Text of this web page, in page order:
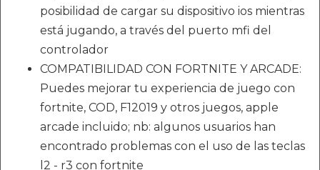
posibilidad de cargar su dispositivo ios mientras
está jugando, a través del puerto mfi del
controlador
COMPATIBILIDAD CON FORTNITE Y ARCADE:
Puedes mejorar tu experiencia de juego con
fortnite, COD, F12019 y otros juegos, apple
arcade incluido; nb: algunos usuarios han
encontrado problemas con el uso de las teclas
l2 - r3 con fortnite